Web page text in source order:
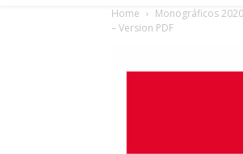
Home Monográficos 2020
– Version PDF